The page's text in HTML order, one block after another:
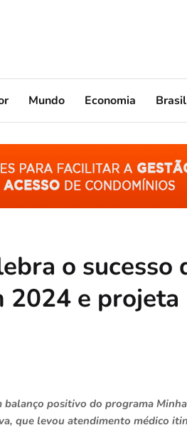
Mundo Economia Brasil
o sucesso
2024 e projeta
positivo do programa
que levou atendimento médico